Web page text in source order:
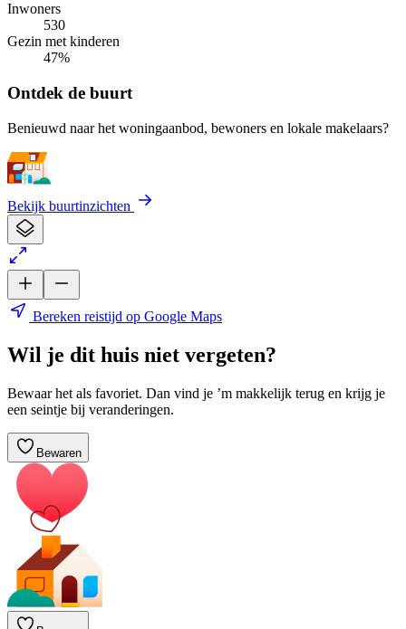
Inwoners
530
Gezin met kinderen
47%
Ontdek de buurt
Benieuwd naar het woningaanbod, bewoners en lokale makelaars?
Bekijk buurtinzichten
Bereken reistijd op Google Maps
Wil je dit huis niet vergeten?
Bewaar het als favoriet. Dan vind je ’m makkelijk terug en krijg je
een seintje bij veranderingen.
Bewaren